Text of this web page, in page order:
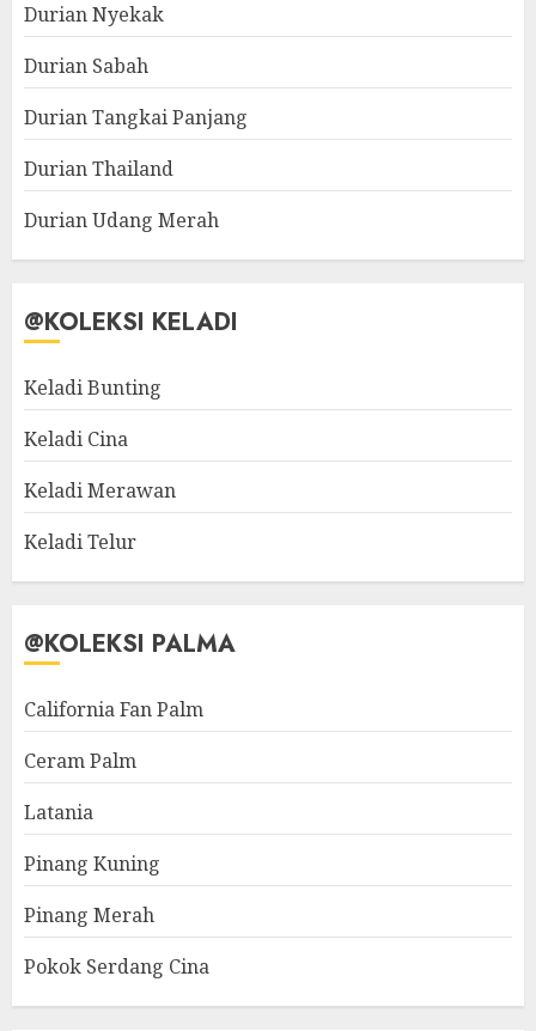
Durian Nyekak
Durian Sabah
Durian Tangkai Panjang
Durian Thailand
Durian Udang Merah
@KOLEKSI KELADI
Keladi Bunting
Keladi Cina
Keladi Merawan
Keladi Telur
@KOLEKSI PALMA
California Fan Palm
Ceram Palm
Latania
Pinang Kuning
Pinang Merah
Pokok Serdang Cina